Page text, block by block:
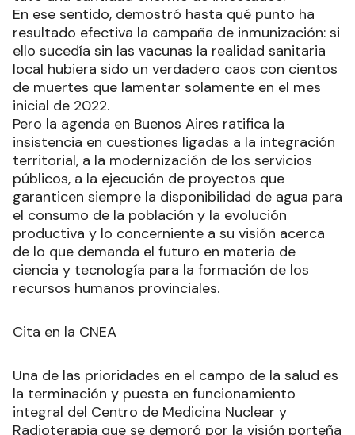
En ese sentido, demostró hasta qué punto ha
resultado efectiva la campaña de inmunización: si
ello sucedía sin las vacunas la realidad sanitaria
local hubiera sido un verdadero caos con cientos
de muertes que lamentar solamente en el mes
inicial de 2022.
Pero la agenda en Buenos Aires ratifica la
insistencia en cuestiones ligadas a la integración
territorial, a la modernización de los servicios
públicos, a la ejecución de proyectos que
garanticen siempre la disponibilidad de agua para
el consumo de la población y la evolución
productiva y lo concerniente a su visión acerca
de lo que demanda el futuro en materia de
ciencia y tecnología para la formación de los
recursos humanos provinciales.
Cita en la CNEA
Una de las prioridades en el campo de la salud es
la terminación y puesta en funcionamiento
integral del Centro de Medicina Nuclear y
Radioterapia que se demoró por la visión porteña